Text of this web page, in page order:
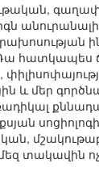
հատկապես
և մեր
մեզ տակավին